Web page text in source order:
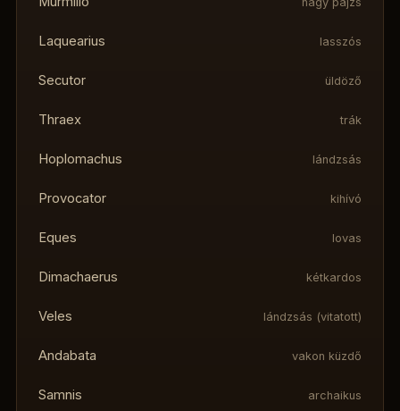
Laquearius lasszós
Secutor üldöző
Thraex trák
Hoplomachus lándzsás
Provocator kihívó
Eques lovas
Dimachaerus kétkardos
Veles lándzsás (vitatott)
Andabata vakon küzdő
Samnis archaikus